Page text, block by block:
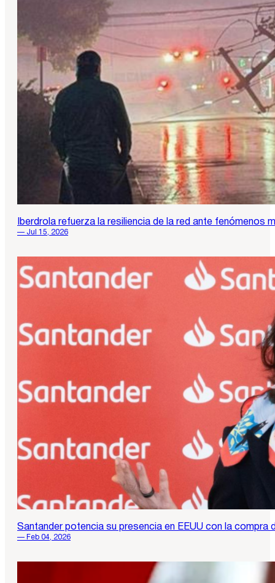
Iberdrola refuerza la resiliencia de la red ante
— Jul 15, 2026
Santander potencia su presencia en EEUU con la compra
— Feb 04, 2026